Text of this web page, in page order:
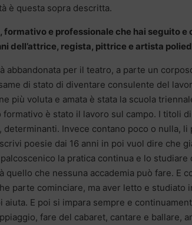
è questa sopra descritta.
e professionale che hai seguito e
dell’attrice, regista, pittrice e artista
abbandonata per il teatro, a parte un
di stato di diventare consulente del
più voluta e amata è stata la scuola
è stato il lavoro sul campo. I titoli
Invece contano poco o nulla, li
poesie dai 16 anni in poi vuol dire che
la pratica continua e lo studiare
che nessuna accademia può fare. E
parte cominciare, ma aver letto e studiato
aiuta. E poi si impara sempre e
fare del cabaret, cantare e ballare,